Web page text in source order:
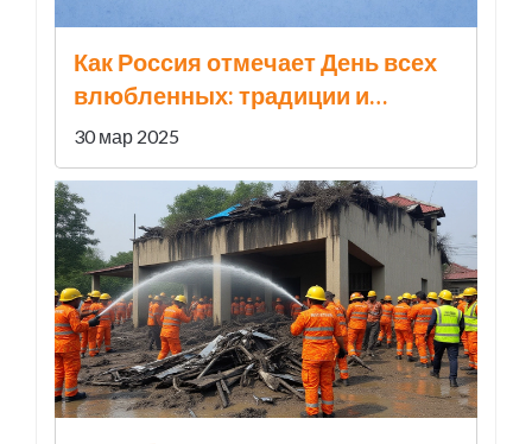
Как Россия отмечает День всех
влюбленных: традиции и
восприятие
30 мар 2025